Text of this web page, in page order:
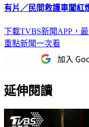
有片／民間救護車闖
下載TVBS新聞APP，
重點新聞一次看
延伸閱讀